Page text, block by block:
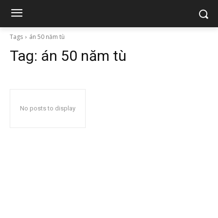
Tags án 50 năm tù
Tag: án 50 năm tù
No posts to display